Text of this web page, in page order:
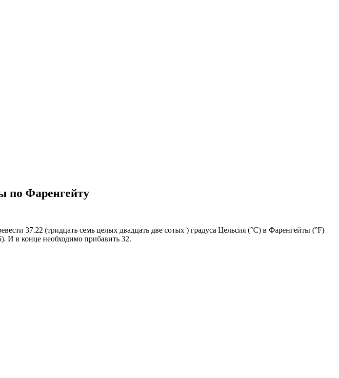
по Фаренгейту
37.22 (тридцать семь целых двадцать две сотых ) градуса Цельсия (°C) в Фаренгейты (°F)
И в конце необходимо прибавить 32.